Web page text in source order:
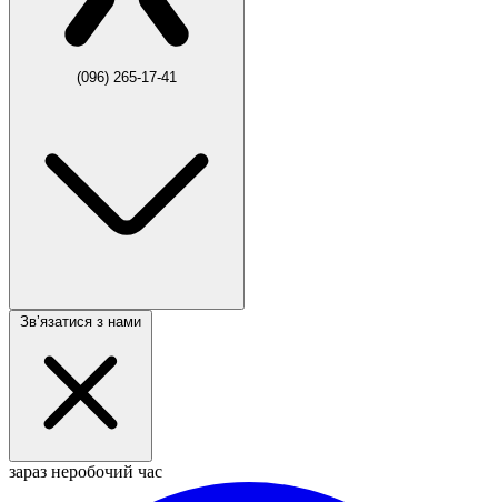
(096) 265-17-41
Звʼязатися з нами
зараз неробочий час